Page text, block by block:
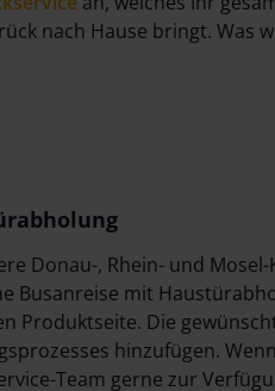
nach Hause bringt. Was
Donau-, Rhein- und
Busanreise mit
Produktseite. Die
hinzufügen.
Team gerne zur